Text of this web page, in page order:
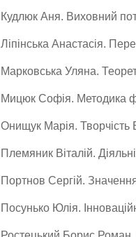
Кудлюк Аня. Виховний
Ліпінська Анастасія.
Марковська Уляна.
Мицюк Софія. Методика
Онищук Марія. Творчість
Племяник Віталій.
Портнов Сергій.
Посунько Юлія.